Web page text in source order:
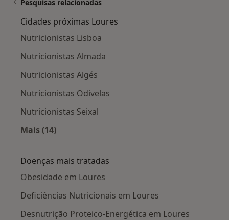
Pesquisas relacionadas
Cidades próximas Loures
Nutricionistas Lisboa
Nutricionistas Almada
Nutricionistas Algés
Nutricionistas Odivelas
Nutricionistas Seixal
Mais (14)
Doenças mais tratadas
Obesidade em Loures
Deficiências Nutricionais em Loures
Desnutrição Proteico-Energética em Loures